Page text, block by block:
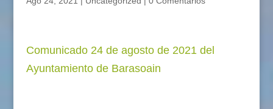
Comunicado 24 de agosto de 2021 del
Ayuntamiento de Barasoain